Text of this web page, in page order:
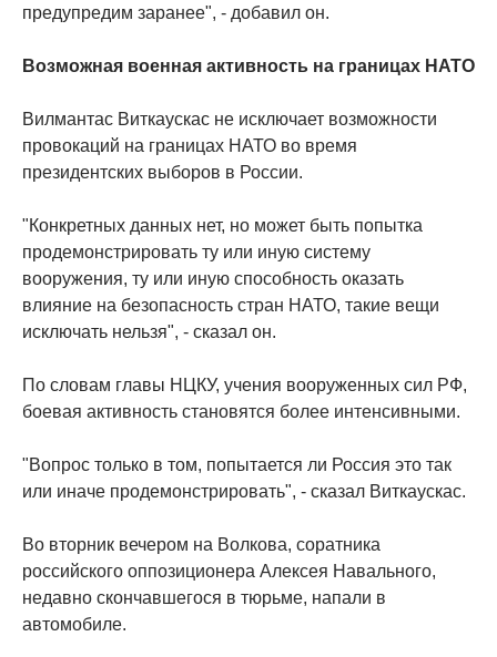
предупредим заранее", - добавил он.
Возможная военная активность на границах НАТО
Вилмантас Виткаускас не исключает возможности
провокаций на границах НАТО во время
президентских выборов в России.
"Конкретных данных нет, но может быть попытка
продемонстрировать ту или иную систему
вооружения, ту или иную способность оказать
влияние на безопасность стран НАТО, такие вещи
исключать нельзя", - сказал он.
По словам главы НЦКУ, учения вооруженных сил РФ,
боевая активность становятся более интенсивными.
"Вопрос только в том, попытается ли Россия это так
или иначе продемонстрировать", - сказал Виткаускас.
Во вторник вечером на Волкова, соратника
российского оппозиционера Алексея Навального,
недавно скончавшегося в тюрьме, напали в
автомобиле.